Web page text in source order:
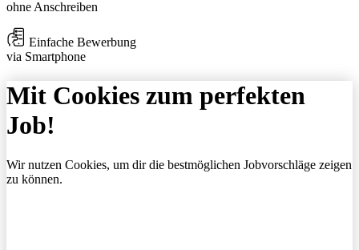
ohne Anschreiben
Einfache Bewerbung
via Smartphone
Mit Cookies zum perfekten
Job!
Wir nutzen Cookies, um dir die bestmöglichen Jobvorschläge zeigen
zu können.